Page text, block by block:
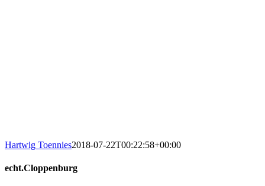
Hartwig Toennies2018-07-22T00:22:58+00:00
echt.Cloppenburg